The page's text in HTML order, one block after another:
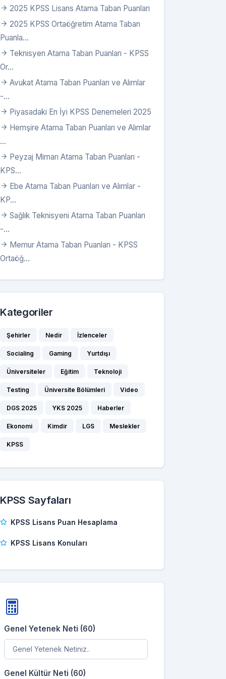
2025 KPSS Lisans Atama Taban Puanları
2025 KPSS Ortaöğretim Atama Taban
Puanla...
Teknisyen Atama Taban Puanları - KPSS
Or...
Avukat Atama Taban Puanları ve Alımlar
-...
Piyasadaki En İyi KPSS Denemeleri 2025
Hemşire Atama Taban Puanları ve Alımlar
...
Peyzaj Mimarı Atama Taban Puanları -
KPS...
Ebe Atama Taban Puanları ve Alımlar -
KP...
Sağlık Teknisyeni Atama Taban Puanları
-...
Memur Atama Taban Puanları - KPSS
Ortaöğ...
Kategoriler
Şehirler Nedir İzlenceler
Socialing Gaming Yurtdışı
Üniversiteler Eğitim Teknoloji
Testing Üniversite Bölümleri Video
DGS 2025 YKS 2025 Haberler
Ekonomi Kimdir LGS Meslekler
KPSS
KPSS Sayfaları
KPSS Lisans Puan Hesaplama
KPSS Lisans Konuları
Genel Yetenek Neti (60)
Genel Kültür Neti (60)